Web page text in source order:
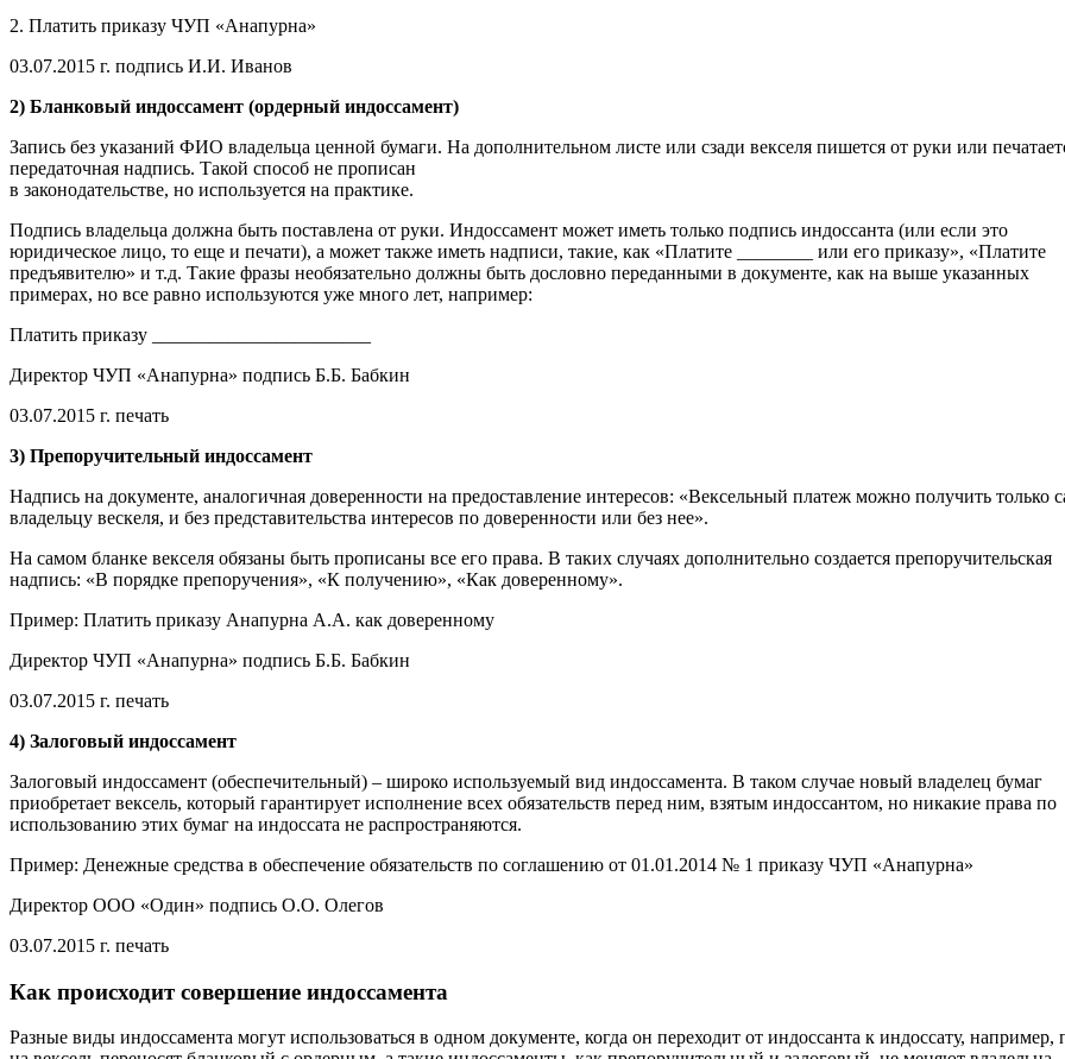
2. Платить приказу ЧУП «Анапурна»
03.07.2015 г. подпись И.И. Иванов
2) Бланковый индоссамент (ордерный индоссамент)
Запись без указаний ФИО владельца ценной бумаги. На дополнительном листе или сзади векселя пишется от руки или
передаточная надпись. Такой способ не прописан
в законодательстве, но используется на практике.
Подпись владельца должна быть поставлена от руки. Индоссамент может иметь только подпись индоссанта (или если это
юридическое лицо, то еще и печати), а может также иметь надписи, такие, как «Платите ________ или его приказу», «Платите
предъявителю» и т.д. Такие фразы необязательно должны быть дословно переданными в документе, как на выше указанных
примерах, но все равно используются уже много лет, например:
Платить приказу _______________________
Директор ЧУП «Анапурна» подпись Б.Б. Бабкин
03.07.2015 г. печать
3) Препоручительный индоссамент
Надпись на документе, аналогичная доверенности на предоставление интересов: «Вексельный платеж можно получить только
владельцу вескеля, и без представительства интересов по доверенности или без нее».
На самом бланке векселя обязаны быть прописаны все его права. В таких случаях дополнительно создается препоручительская
надпись: «В порядке препоручения», «К получению», «Как доверенному».
Пример: Платить приказу Анапурна А.А. как доверенному
Директор ЧУП «Анапурна» подпись Б.Б. Бабкин
03.07.2015 г. печать
4) Залоговый индоссамент
Залоговый индоссамент (обеспечительный) – широко используемый вид индоссамента. В таком случае новый владелец бумаг
приобретает вексель, который гарантирует исполнение всех обязательств перед ним, взятым индоссантом, но никакие права по
использованию этих бумаг на индоссата не распространяются.
Пример: Денежные средства в обеспечение обязательств по соглашению от 01.01.2014 № 1 приказу ЧУП «Анапурна»
Директор ООО «Один» подпись О.О. Олегов
03.07.2015 г. печать
Как происходит совершение индоссамента
Разные виды индоссамента могут использоваться в одном документе, когда он переходит от индоссанта к индоссату, например,